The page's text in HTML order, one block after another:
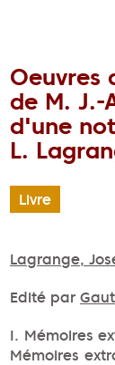
Oeuvres
de M. J.-
d'une
L.
Livre
Lagrange,
Edité par
I. Mémoires
Mémoires